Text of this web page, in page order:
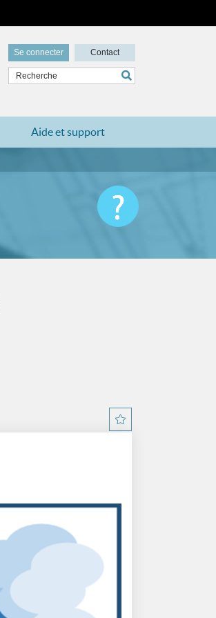
Se connecter Contact
Aide et support